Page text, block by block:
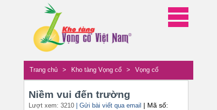
Trang chủ > Kho tàng Vọng cổ > Vọng cổ
Niềm vui đến trường
Lượt xem: 3210 | Gửi bài viết qua email | Mã số: